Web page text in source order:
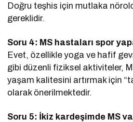
Doğru teşhis için mutlaka
gereklidir.
Soru 4: MS hastaları spor
Evet, özellikle yoga ve hafif
gibi düzenli fiziksel aktiviteler,
yaşam kalitesini artırmak için
olarak önerilmektedir.
Soru 5: İkiz kardeşimde MS